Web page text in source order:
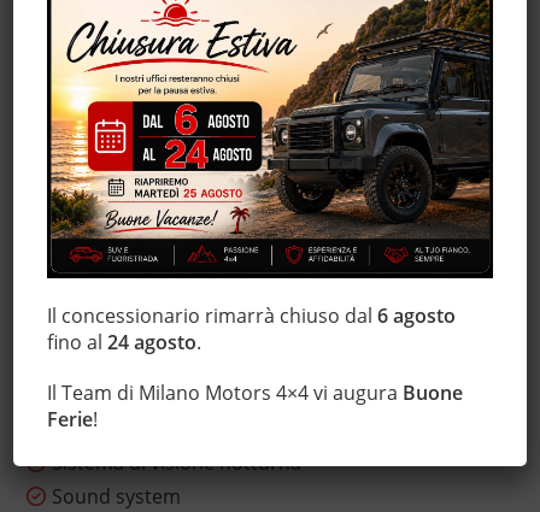
Isofix
Luci diurne
Marmitta catalitica
Monitoraggio pressione pneumatici
MP3
Pacchetto sportivo
Schermo multifunzione interamente digitale
Sedile posteriore sdoppiato
Sensore di luce
Sensore di pioggia
Sensori di parcheggio posteriori
Servosterzo
Sistema di visione notturna
Sound system
Il concessionario rimarrà chiuso dal6 agosto
fino al24 agosto.
Il Team di Milano Motors 4×4 vi augura Buone
Ferie!